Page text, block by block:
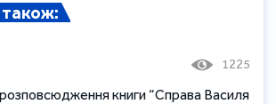
1225
книги “Справа Василя